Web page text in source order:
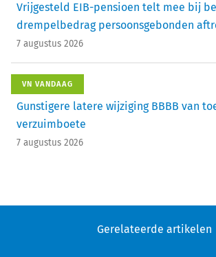
Vrijgesteld EIB-pensioen telt mee bij
drempelbedrag persoonsgebonden
7 augustus 2026
VN VANDAAG
Gunstigere latere wijziging BBBB van
verzuimboete
7 augustus 2026
Gerelateerde artikelen